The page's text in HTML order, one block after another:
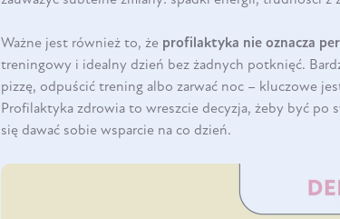
Ważne jest również to, że profilaktyka nie oznacza
treningowy i idealny dzień bez żadnych potknięć.
pizzę, odpuścić trening albo zarwać noc – kluczowe
Profilaktyka zdrowia to wreszcie decyzja, żeby być po
się dawać sobie wsparcie na co dzień.